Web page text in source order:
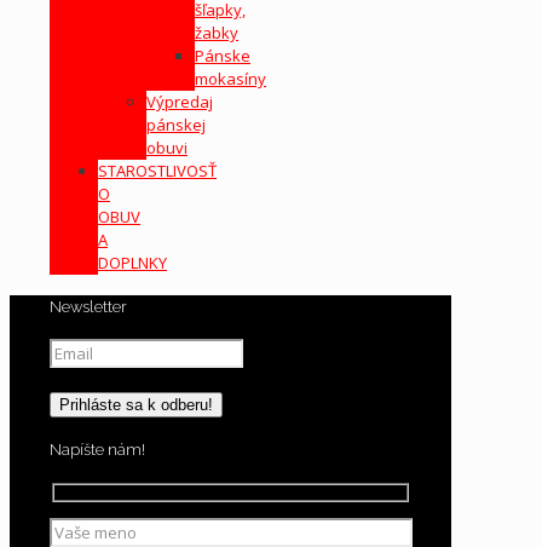
šľapky,
žabky
Pánske
mokasíny
Výpredaj
pánskej
obuvi
STAROSTLIVOSŤ
O
OBUV
A
DOPLNKY
Newsletter
Napíšte nám!